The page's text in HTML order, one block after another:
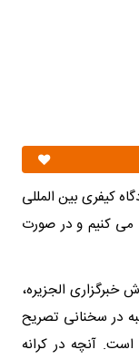
کیفری بین‌ المللی
می‌ کنیم و در صورت
خبرگزاری الجزیره،
در سخنانی تصریح
آنچه در کرانه